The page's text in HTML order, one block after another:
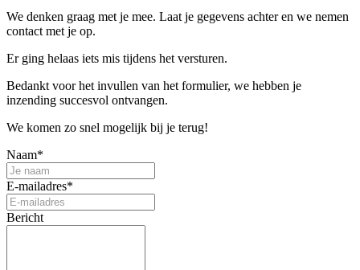
We denken graag met je mee. Laat je gegevens achter en we nemen
contact met je op.
Er ging helaas iets mis tijdens het versturen.
Bedankt voor het invullen van het formulier, we hebben je
inzending succesvol ontvangen.
We komen zo snel mogelijk bij je terug!
Naam*
E-mailadres*
Bericht